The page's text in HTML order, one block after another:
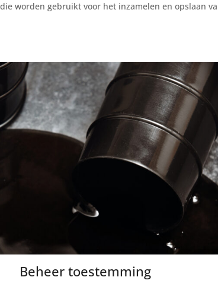
Beheer toestemming
worden gebruikt voor het inzamelen en opslaan